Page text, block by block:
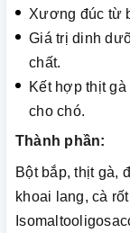
Xương đúc từ
Giá trị dinh
chất.
Kết hợp thịt
cho chó.
Thành phần:
Bột bắp, thịt gà,
khoai lang, cà